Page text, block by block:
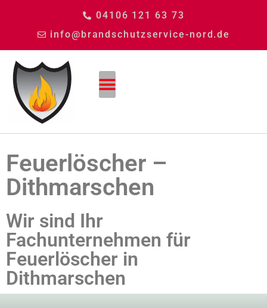
04106 121 63 73
info@brandschutzservice-nord.de
Feuerlöscher –
Dithmarschen
Wir sind Ihr
Fachunternehmen für
Feuerlöscher in
Dithmarschen